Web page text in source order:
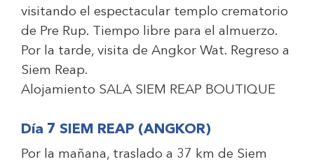
visitando el espectacular templo crematorio
de Pre Rup. Tiempo libre para el almuerzo.
Por la tarde, visita de Angkor Wat. Regreso a
Siem Reap.
Alojamiento SALA SIEM REAP BOUTIQUE
Día 7 SIEM REAP (ANGKOR)
Por la mañana, traslado a 37 km de Siem